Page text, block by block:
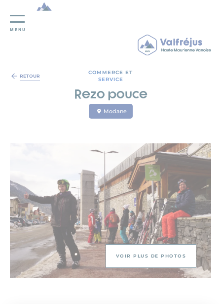
Panneau de gestion des cookies
MENU
RETOUR
COMMERCE ET
SERVICE
Rezo pouce
Modane
VOIR PLUS DE PHOTOS